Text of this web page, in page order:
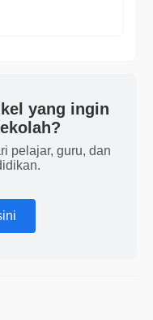
yang ingin
pelajar, guru, dan